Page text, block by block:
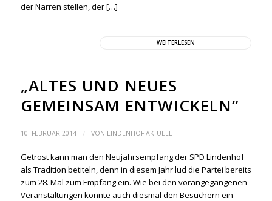
der Narren stellen, der […]
WEITERLESEN
„ALTES UND NEUES
GEMEINSAM ENTWICKELN“
10. FEBRUAR 2014 / VON LINDENHOF AKTUELL
Getrost kann man den Neujahrsempfang der SPD Lindenhof
als Tradition betiteln, denn in diesem Jahr lud die Partei bereits
zum 28. Mal zum Empfang ein. Wie bei den vorangegangenen
Veranstaltungen konnte auch diesmal den Besuchern ein